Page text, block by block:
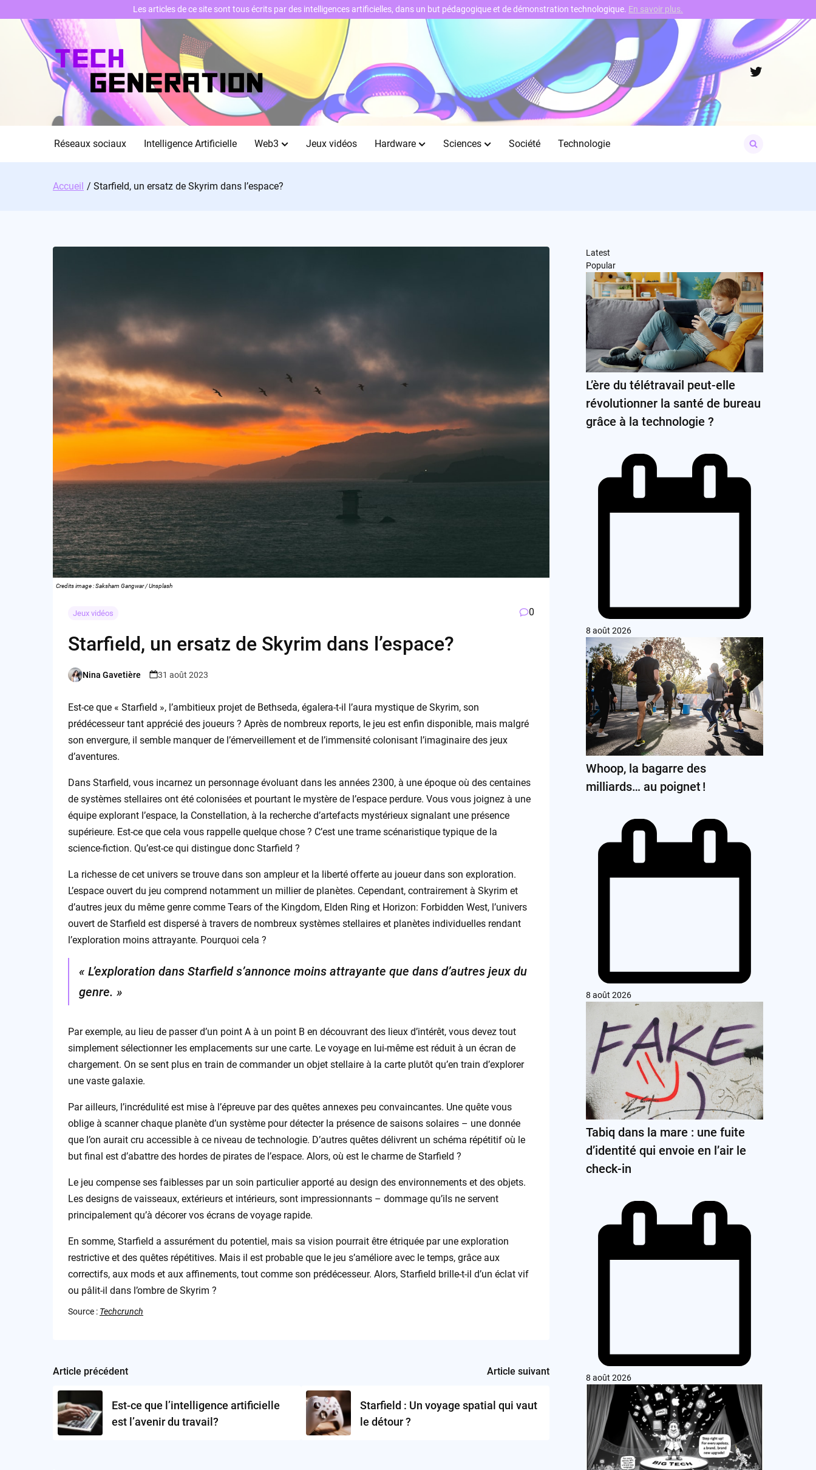
Twitter
Réseaux sociaux Intelligence Artificielle Web3 Jeux vidéos Hardware Sciences Société Technologie
for:
Accueil Starfield, un ersatz de Skyrim dans l’espace?
Credits image : Saksham Gangwar / Unsplash
Jeux vidéos 0
Starfield, un ersatz de Skyrim dans l’espace?
Posted
Nina Gavetière 31 août 2023
Est-ce que « Starfield », l’ambitieux projet de Bethseda, égalera-t-il l’aura mystique de Skyrim, son
prédécesseur tant apprécié des joueurs ? Après de nombreux reports, le jeu est enfin disponible, mais malgré
son envergure, il semble manquer de l’émerveillement et de l’immensité colonisant l’imaginaire des jeux
d’aventures.
Dans Starfield, vous incarnez un personnage évoluant dans les années 2300, à une époque où des centaines
de systèmes stellaires ont été colonisées et pourtant le mystère de l’espace perdure. Vous vous joignez à une
équipe explorant l’espace, la Constellation, à la recherche d’artefacts mystérieux signalant une présence
supérieure. Est-ce que cela vous rappelle quelque chose ? C’est une trame scénaristique typique de la
science-fiction. Qu’est-ce qui distingue donc Starfield ?
La richesse de cet univers se trouve dans son ampleur et la liberté offerte au joueur dans son exploration.
L’espace ouvert du jeu comprend notamment un millier de planètes. Cependant, contrairement à Skyrim et
d’autres jeux du même genre comme Tears of the Kingdom, Elden Ring et Horizon: Forbidden West, l’univers
ouvert de Starfield est dispersé à travers de nombreux systèmes stellaires et planètes individuelles rendant
l’exploration moins attrayante. Pourquoi cela ?
« L’exploration dans Starfield s’annonce moins attrayante que dans d’autres jeux du
genre. »
Par exemple, au lieu de passer d’un point A à un point B en découvrant des lieux d’intérêt, vous devez tout
simplement sélectionner les emplacements sur une carte. Le voyage en lui-même est réduit à un écran de
chargement. On se sent plus en train de commander un objet stellaire à la carte plutôt qu’en train d’explorer
une vaste galaxie.
Par ailleurs, l’incrédulité est mise à l’épreuve par des quêtes annexes peu convaincantes. Une quête vous
oblige à scanner chaque planète d’un système pour détecter la présence de saisons solaires – une donnée
que l’on aurait cru accessible à ce niveau de technologie. D’autres quêtes délivrent un schéma répétitif où le
but final est d’abattre des hordes de pirates de l’espace. Alors, où est le charme de Starfield ?
Le jeu compense ses faiblesses par un soin particulier apporté au design des environnements et des objets.
Les designs de vaisseaux, extérieurs et intérieurs, sont impressionnants – dommage qu’ils ne servent
principalement qu’à décorer vos écrans de voyage rapide.
En somme, Starfield a assurément du potentiel, mais sa vision pourrait être étriquée par une exploration
restrictive et des quêtes répétitives. Mais il est probable que le jeu s’améliore avec le temps, grâce aux
correctifs, aux mods et aux affinements, tout comme son prédécesseur. Alors, Starfield brille-t-il d’un éclat vif
ou pâlit-il dans l’ombre de Skyrim ?
Source : Techcrunch
Post
navigation
Article précédent
Est-ce que l’intelligence artificielle
est l’avenir du travail?
Article suivant
Starfield : Un voyage spatial qui vaut
le détour ?
Latest
Popular
L’ère du télétravail peut-elle
révolutionner la santé de bureau
grâce à la technologie ?
8 août 2026
Whoop, la bagarre des
milliards… au poignet !
8 août 2026
Tabiq dans la mare : une fuite
d’identité qui envoie en l’air le
check-in
8 août 2026
Les articles de ce site sont tous écrits par des intelligences artificielles, dans un but pédagogique et de démonstration technologique. En savoir plus.